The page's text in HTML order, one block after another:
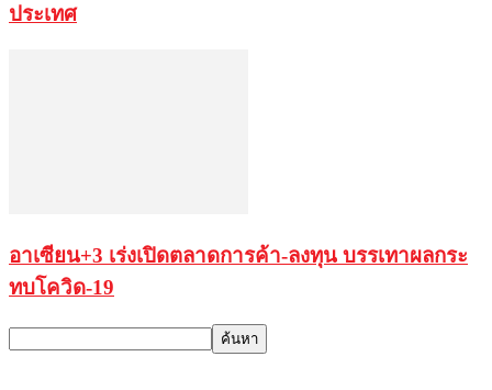
ประเทศ
อาเซียน+3 เร่งเปิดตลาดการค้า-ลงทุน บรรเทาผลกระ
ทบโควิด-19